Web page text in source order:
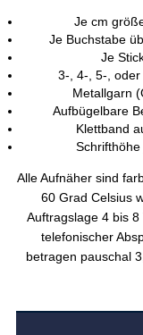
Je cm
Je Buchstabe
Je
3-, 4-, 5-,
Metallgarn
Aufbügelbare
Klettband
Alle Aufnäher sind
60 Grad Celsius
Auftragslage 4 bis
telefonischer
betragen pauschal